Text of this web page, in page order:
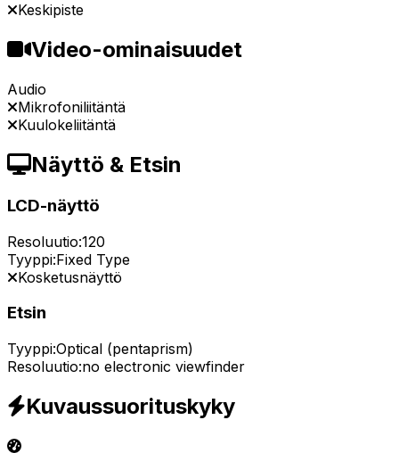
Keskipiste
Video-ominaisuudet
Audio
Mikrofoniliitäntä
Kuulokeliitäntä
Näyttö & Etsin
LCD-näyttö
Resoluutio:120
Tyyppi:Fixed Type
Kosketusnäyttö
Etsin
Tyyppi:Optical (pentaprism)
Resoluutio:no electronic viewfinder
Kuvaussuorituskyky